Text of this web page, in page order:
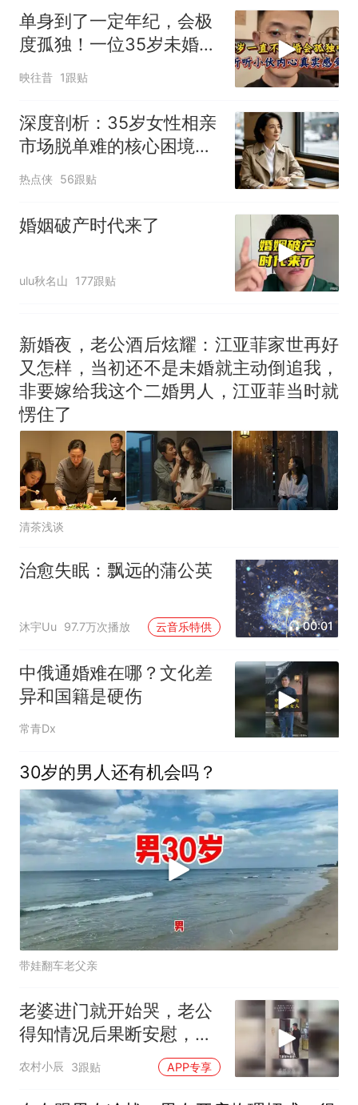
电力部门回应
大雨将至一家老小6分钟抢收完
1千斤稻谷
十多万人报名的考试，成绩
单身到了一定年纪，会极
度孤独！一位35岁未婚
男，说出真实感受
映往昔 1跟贴
深度剖析：35岁女性相亲
市场脱单难的核心困境与
真相
热点侠 56跟贴
婚姻破产时代来了
ulu秋名山 177跟贴
新婚夜，老公酒后炫耀：江亚菲家世再好
又怎样，当初还不是未婚就主动倒追我，
非要嫁给我这个二婚男人，江亚菲当时就
愣住了
清茶浅谈
治愈失眠：飘远的蒲公英
沐宇Uu 97.7万次播放 云音乐特供 00:01
中俄通婚难在哪？文化差
异和国籍是硬伤
常青Dx
30岁的男人还有机会吗？
带娃翻车老父亲
老婆进门就开始哭，老公
得知情况后果断安慰，没
想到下一秒亮了
农村小辰 3跟贴 APP专享